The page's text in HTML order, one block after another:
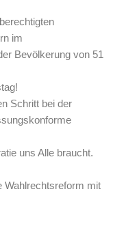
im
Bevölkerung von 51
Schritt bei der
uns Alle braucht.
Wahlrechtsreform mit